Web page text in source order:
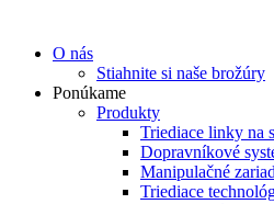
O nás
Stiahnite si naše brožúry
Ponúkame
Produkty
Triediace linky na
Dopravníkové
Manipulačné
Triediace